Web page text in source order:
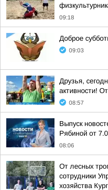
09:18
Доброе
09:03
Друзья,
активности!
08:57
Выпуск
Рябиной от
08:06
От лесных
сотрудники
хозяйства